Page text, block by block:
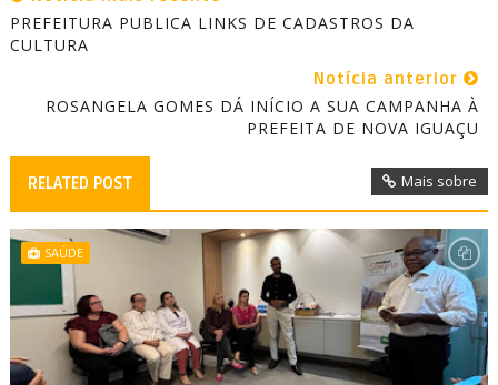
PREFEITURA PUBLICA LINKS DE CADASTROS DA
CULTURA
Notícia anterior
ROSANGELA GOMES DÁ INÍCIO A SUA CAMPANHA À
PREFEITA DE NOVA IGUAÇU
RELATED POST Mais sobre
SAÚDE